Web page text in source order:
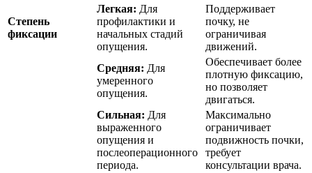
Степень
фиксации
Легкая: Для
профилактики и
начальных стадий
опущения.
Поддерживает
почку, не
ограничивая
движений.
Средняя: Для
умеренного
опущения.
Обеспечивает более
плотную фиксацию,
но позволяет
двигаться.
Сильная: Для
выраженного
опущения и
послеоперационного
периода.
Максимально
ограничивает
подвижность почки,
требует
консультации врача.